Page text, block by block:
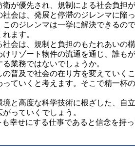
が優先され、 規制による社会負担
会は、発展と停滞のジレンマに陥
このジレンマは一挙に解決できるの
ます。
会は、規制と負担のもたれあいの
リゾート物件の流通を通じ、誰も
業務ではないでしょうか。
普及で社会の在り方を変えていく
っていくと考えます。そこで精一杯
と高度な科学技術に根ざした、自
っていくでしょう。
せにする仕事であると信念を持っ